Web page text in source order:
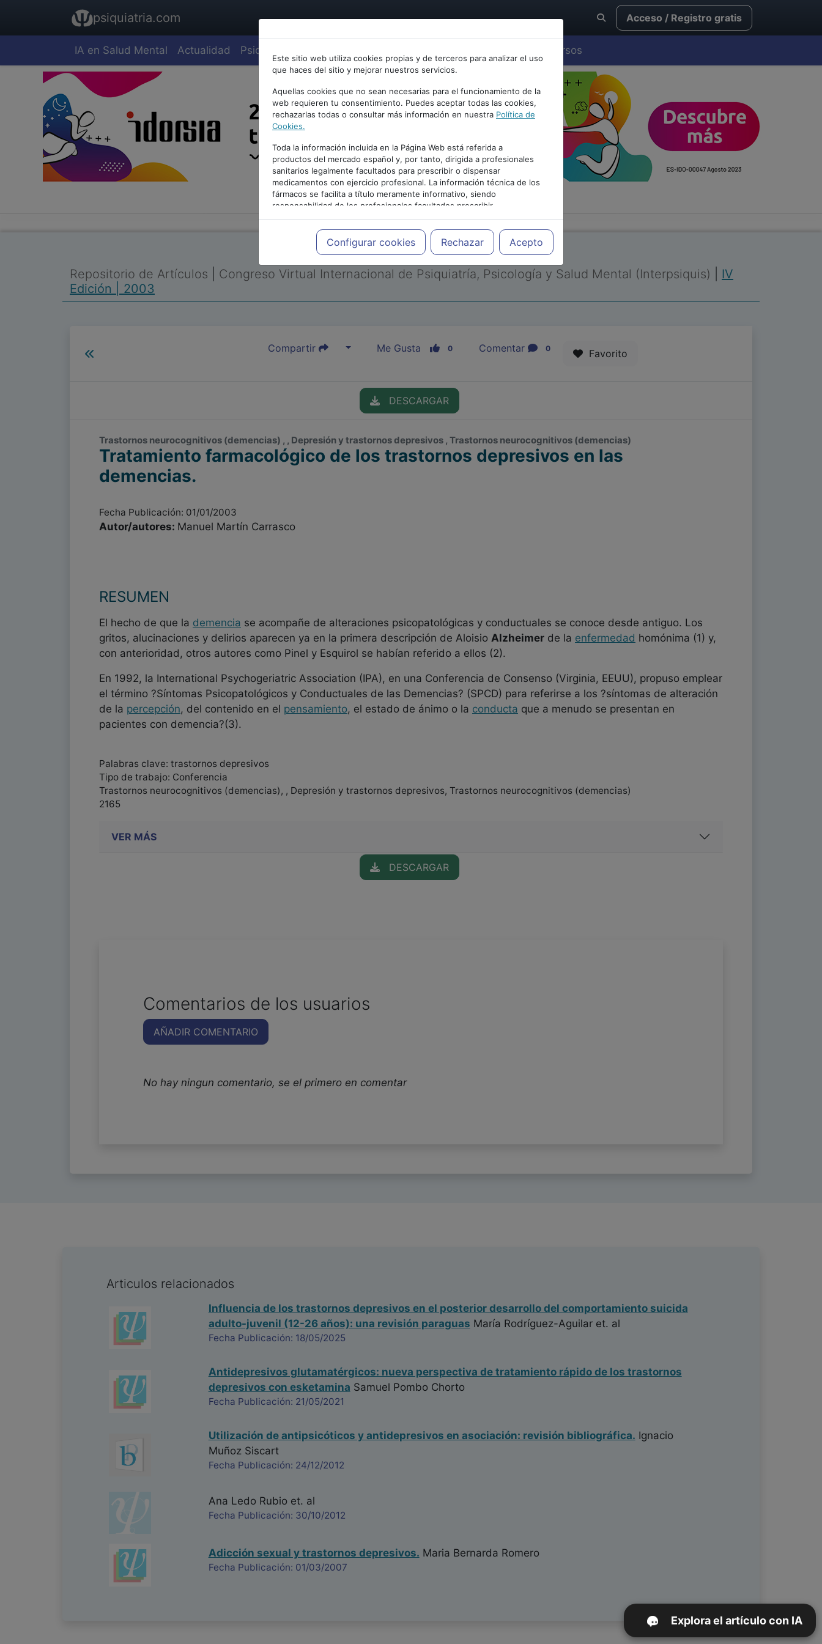
psiquiatria.com Acceso / Registro gratis
IA en Salud Mental Actualidad Psiquiatría Cursos
Este sitio web utiliza cookies propias y de terceros para analizar el uso
que haces del sitio y mejorar nuestros servicios.
Aquellas cookies que no sean necesarias para el funcionamiento de la
web requieren tu consentimiento. Puedes aceptar todas las cookies,
rechazarlas todas o consultar más información en nuestra Política de
Cookies.
Toda la información incluida en la Página Web está referida a
productos del mercado español y, por tanto, dirigida a profesionales
sanitarios legalmente facultados para prescribir o dispensar
medicamentos con ejercicio profesional. La información técnica de los
fármacos se facilita a título meramente informativo, siendo
responsabilidad de los profesionales facultados prescribir
medicamentos y decidir, en cada caso concreto, el tratamiento más
adecuado a las necesidades del paciente.
Configurar cookies Rechazar Acepto
PUBLICIDAD
Repositorio de Artículos Congreso Virtual Internacional de Psiquiatría, Psicología y Salud Mental (Interpsiquis)
IV
Edición | 2003
Compartir Me Gusta 0 Comentar 0 Favorito
DESCARGAR
Trastornos neurocognitivos (demencias) , , Depresión y trastornos depresivos , Trastornos neurocognitivos (demencias)
Tratamiento farmacológico de los trastornos depresivos en las
demencias.
Fecha Publicación: 01/01/2003
Autor/autores: Manuel Martín Carrasco
RESUMEN
El hecho de que la demencia se acompañe de alteraciones psicopatológicas y conductuales se conoce desde antiguo. Los
gritos, alucinaciones y delirios aparecen ya en la primera descripción de Aloisio Alzheimer de la enfermedad homónima (1) y,
con anterioridad, otros autores como Pinel y Esquirol se habían referido a ellos (2).
En 1992, la International Psychogeriatric Association (IPA), en una Conferencia de Consenso (Virginia, EEUU), propuso emplear
el término ?Síntomas Psicopatológicos y Conductuales de las Demencias? (SPCD) para referirse a los ?síntomas de alteración
de la percepción, del contenido en el pensamiento, el estado de ánimo o la conducta que a menudo se presentan en
pacientes con demencia?(3).
Palabras clave: trastornos depresivos
Tipo de trabajo: Conferencia
Trastornos neurocognitivos (demencias), , Depresión y trastornos depresivos, Trastornos neurocognitivos (demencias)
2165
VER MÁS
DESCARGAR
Comentarios de los usuarios
AÑADIR COMENTARIO
No hay ningun comentario, se el primero en comentar
Articulos relacionados
Influencia de los trastornos depresivos en el posterior desarrollo del comportamiento suicida
adulto-juvenil (12-26 años): una revisión paraguas María Rodríguez-Aguilaret. al
Fecha Publicación: 18/05/2025
Antidepresivos glutamatérgicos: nueva perspectiva de tratamiento rápido de los trastornos
depresivos con esketamina Samuel Pombo Chorto
Fecha Publicación: 21/05/2021
Utilización de antipsicóticos y antidepresivos en asociación: revisión bibliográfica. Ignacio
Muñoz Siscart
Fecha Publicación: 24/12/2012
Ana Ledo Rubioet. al
Fecha Publicación: 30/10/2012
Adicción sexual y trastornos depresivos. Maria Bernarda Romero
Fecha Publicación: 01/03/2007
Explora el artículo con IA